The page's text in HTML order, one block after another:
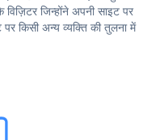
जिन्होंने अपनी साइट पर
किसी अन्य व्यक्ति की तुलना में